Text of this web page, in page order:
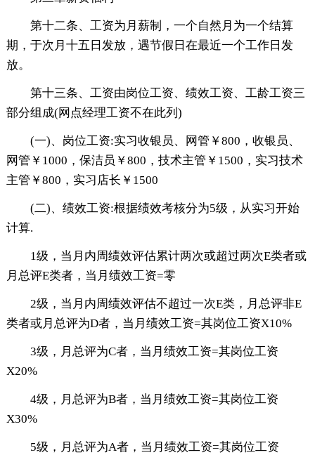
第十二条、工资为月薪制，一个自然月为一个结算
期，于次月十五日发放，遇节假日在最近一个工作日发
放。
第十三条、工资由岗位工资、绩效工资、工龄工资三
部分组成(网点经理工资不在此列)
(一)、岗位工资:实习收银员、网管￥800，收银员、
网管￥1000，保洁员￥800，技术主管￥1500，实习技术
主管￥800，实习店长￥1500
(二)、绩效工资:根据绩效考核分为5级，从实习开始
计算.
1级，当月内周绩效评估累计两次或超过两次E类者或
月总评E类者，当月绩效工资=零
2级，当月内周绩效评估不超过一次E类，月总评非E
类者或月总评为D者，当月绩效工资=其岗位工资X10%
3级，月总评为C者，当月绩效工资=其岗位工资
X20%
4级，月总评为B者，当月绩效工资=其岗位工资
X30%
5级，月总评为A者，当月绩效工资=其岗位工资